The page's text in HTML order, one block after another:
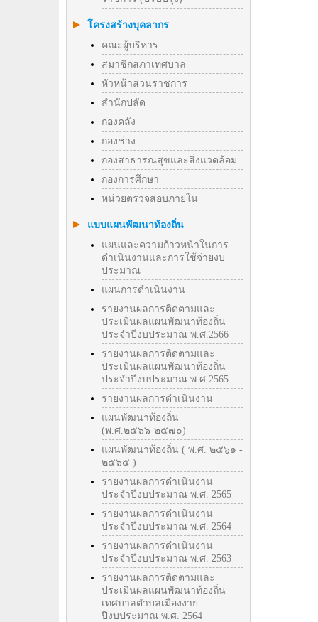
โครงสร้างบุคลากร
คณะผู้บริหาร
สมาชิกสภาเทศบาล
หัวหน้าส่วนราชการ
สำนักปลัด
กองคลัง
กองช่าง
กองสาธารณสุขและสิ่งแวดล้อม
กองการศึกษา
หน่วยตรวจสอบภายใน
แบบแผนพัฒนาท้องถิ่น
แผนและความก้าวหน้าในการ
ดำเนินงานและการใช้จ่ายงบ
ประมาณ
แผนการดำเนินงาน
รายงานผลการติดตามและ
ประเมินผลแผนพัฒนาท้องถิ่น
ประจำปีงบประมาณ พ.ศ.2566
รายงานผลการติดตามและ
ประเมินผลแผนพัฒนาท้องถิ่น
ประจำปีงบประมาณ พ.ศ.2565
รายงานผลการดำเนินงาน
แผนพัฒนาท้องถิ่น
(พ.ศ.๒๕๖๖-๒๕๗๐)
แผนพัฒนาท้องถิ่น ( พ.ศ. ๒๕๖๑ -
๒๕๖๕ )
รายงานผลการดำเนินงาน
ประจำปีงบประมาณ พ.ศ. 2565
รายงานผลการดำเนินงาน
ประจำปีงบประมาณ พ.ศ. 2564
รายงานผลการดำเนินงาน
ประจำปีงบประมาณ พ.ศ. 2563
รายงานผลการติดตามและ
ประเมินผลแผนพัฒนาท้องถิ่น
เทศบาลตำบลเมืองงาย
ปีงบประมาณ พ.ศ. 2564